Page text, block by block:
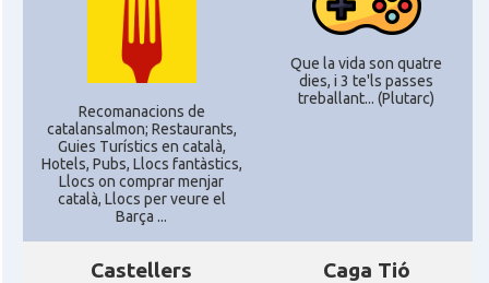
CAMON Catalans a OXFORD, UK, Anglaterra
CAMON
CAMON Catalans a READING
CAMON Catalans a RUGBY
Recomanacions de
catalansalmon; Restaurants,
Guies Turístics en català,
Hotels, Pubs, Llocs fantàstics,
Llocs on comprar menjar
català, Llocs per veure el
Barça ...
Que la vida son quatre
dies, i 3 te'ls passes
treballant... (Plutarc)
Castellers Caga Tió